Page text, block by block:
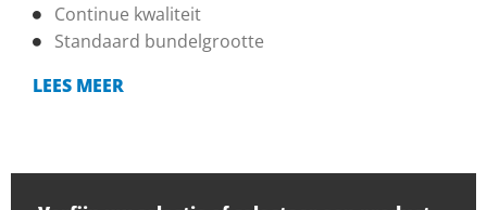
Continue kwaliteit
Standaard bundelgrootte
LEES MEER